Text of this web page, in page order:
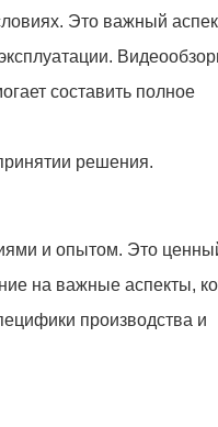
Это важный
составить полное
решения.
и опытом. Это
на важные аспекты,
производства и